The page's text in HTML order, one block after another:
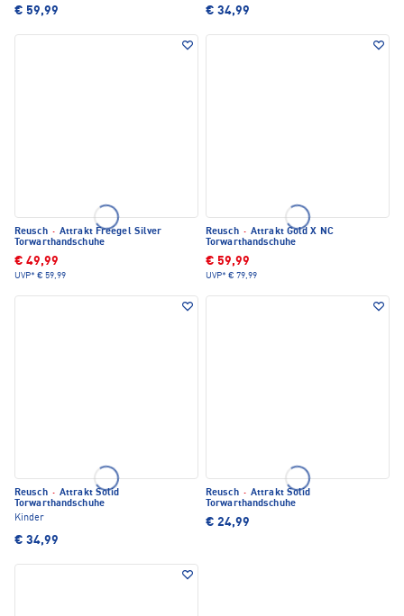
€ 59,99 € 34,99
Reusch · Attrakt Freegel Silver
Torwarthandschuhe
€ 49,99
UVP* € 59,99
Reusch · Attrakt Gold X NC
Torwarthandschuhe
€ 59,99
UVP* € 79,99
Reusch · Attrakt Solid
Torwarthandschuhe
Kinder
€ 34,99
Reusch · Attrakt Solid
Torwarthandschuhe
€ 24,99